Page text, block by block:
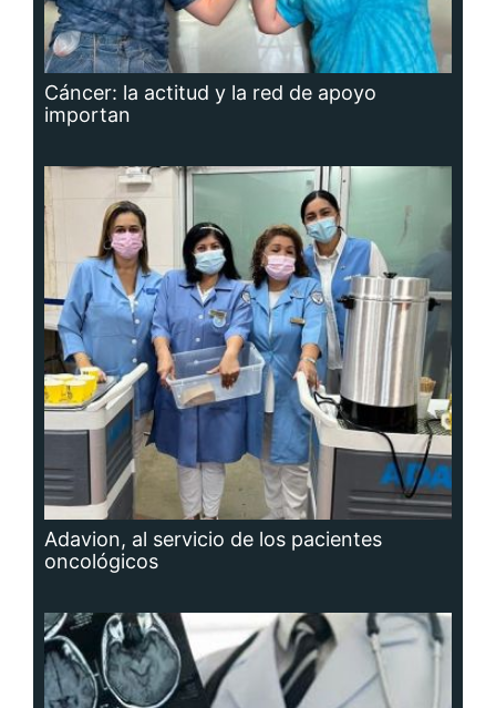
Cáncer: la actitud y la red de apoyo
importan
Adavion, al servicio de los pacientes
oncológicos